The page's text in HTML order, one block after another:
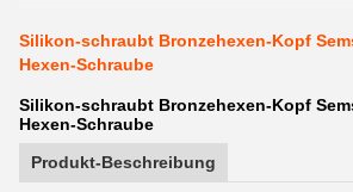
Silikon-schraubt Bronzehexen-Kopf
Hexen-Schraube
Silikon-schraubt Bronzehexen-Kopf
Hexen-Schraube
Produkt-Beschreibung